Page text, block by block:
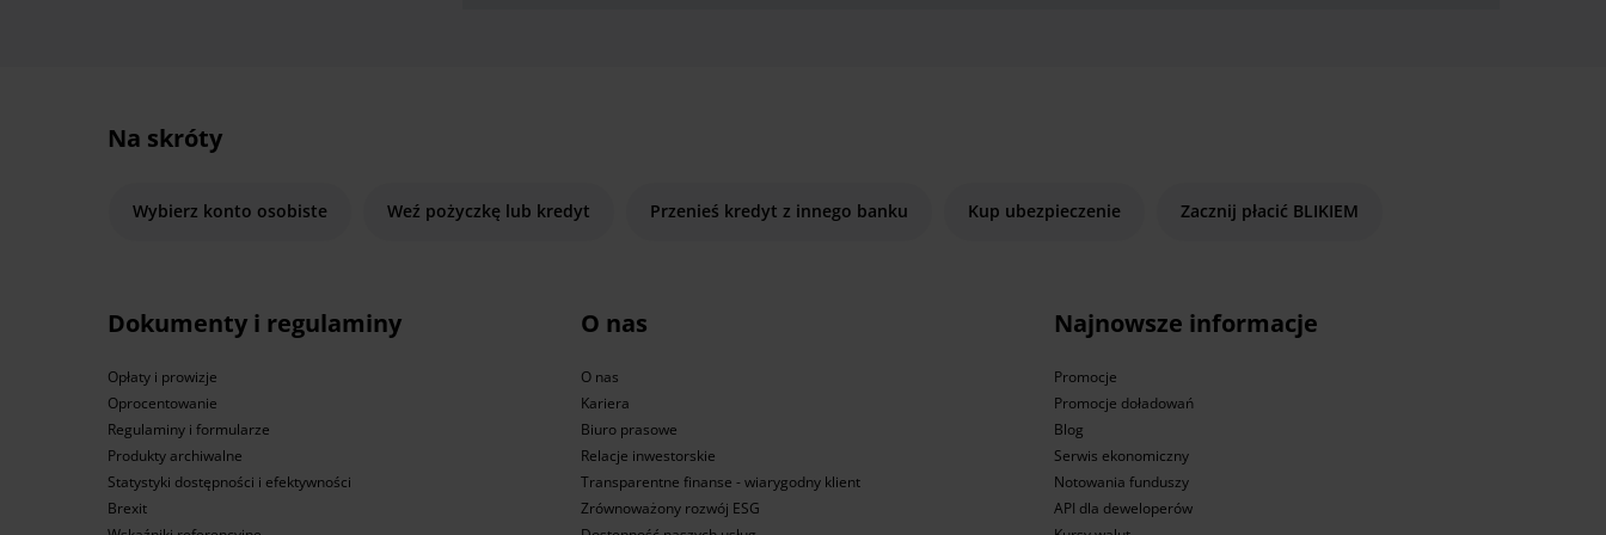
Na skróty
Wybierz konto osobiste Weź pożyczkę lub kredyt Przenieś kredyt z innego banku Kup ubezpieczenie Zacznij płacić BLIKIEM
Dokumenty i regulaminy
Opłaty i prowizje
Oprocentowanie
Regulaminy i formularze
Produkty archiwalne
Statystyki dostępności i efektywności
Brexit
O nas
O nas
Kariera
Biuro prasowe
Relacje inwestorskie
Transparentne finanse - wiarygodny klient
Zrównoważony rozwój ESG
Najnowsze informacje
Promocje
Promocje doładowań
Blog
Serwis ekonomiczny
Notowania funduszy
API dla deweloperów